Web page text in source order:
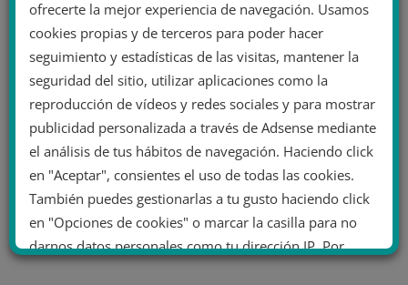
ofrecerte la mejor experiencia de navegación. Usamos
cookies propias y de terceros para poder hacer
seguimiento y estadísticas de las visitas, mantener la
seguridad del sitio, utilizar aplicaciones como la
reproducción de vídeos y redes sociales y para mostrar
publicidad personalizada a través de Adsense mediante
el análisis de tus hábitos de navegación. Haciendo click
en "Aceptar", consientes el uso de todas las cookies.
También puedes gestionarlas a tu gusto haciendo click
en "Opciones de cookies" o marcar la casilla para no
darnos datos personales como tu dirección IP. Por